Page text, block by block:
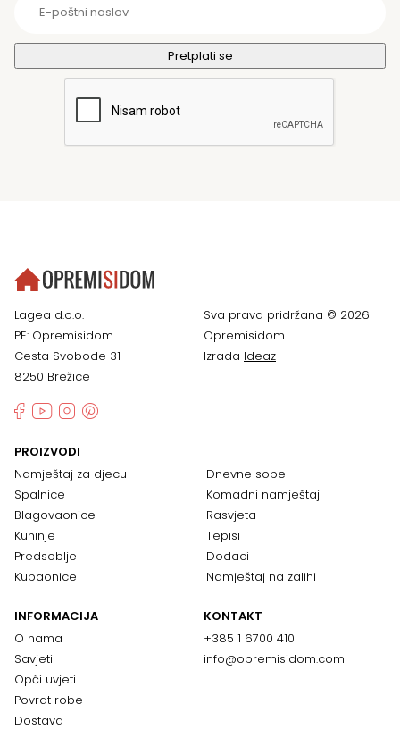
Lagea d.o.o.
PE: Opremisidom
Cesta Svobode 31
8250 Brežice
Sva prava pridržana © 2026
Opremisidom
Izrada Ideaz
PROIZVODI
Namještaj za djecu
Spalnice
Blagovaonice
Kuhinje
Predsoblje
Kupaonice
Dnevne sobe
Komadni namještaj
Rasvjeta
Tepisi
Dodaci
Namještaj na zalihi
INFORMACIJA
O nama
Savjeti
Opći uvjeti
Povrat robe
Dostava
KONTAKT
+385 1 6700 410
info@opremisidom.com